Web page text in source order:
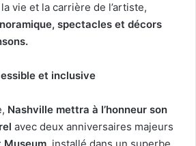
vie et la carrière de l’artiste,
spectacles et décors
et inclusive
Nashville mettra à l’honneur son
avec deux anniversaires majeurs